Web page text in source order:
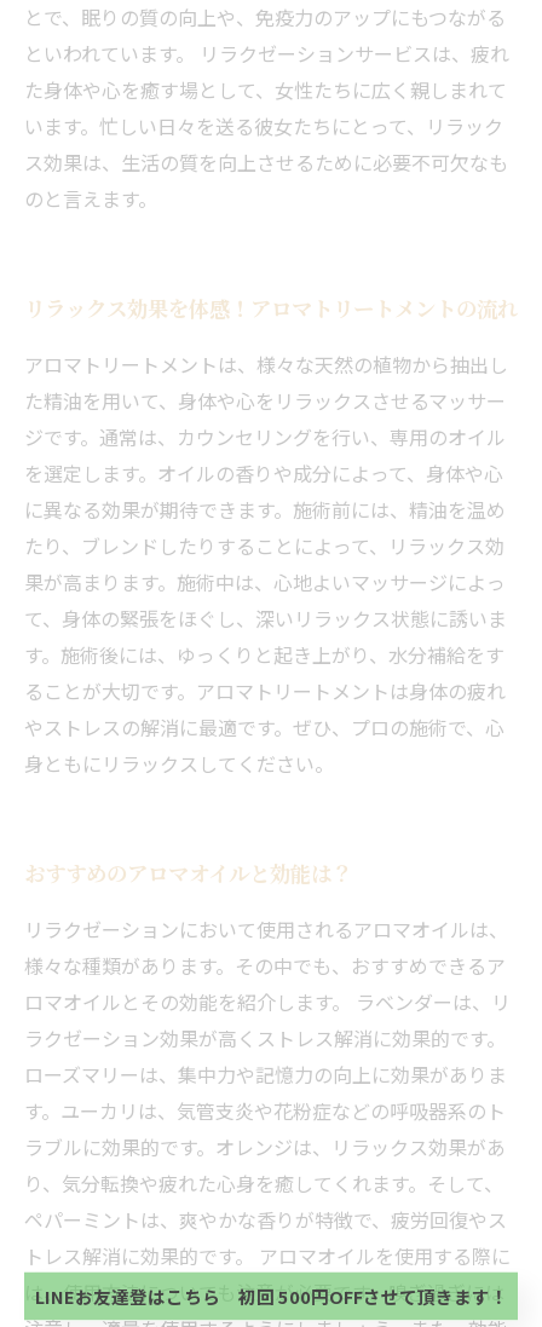
とで、眠りの質の向上や、免疫力のアップにもつながる
といわれています。 リラクゼーションサービスは、疲れ
た身体や心を癒す場として、女性たちに広く親しまれて
います。忙しい日々を送る彼女たちにとって、リラック
ス効果は、生活の質を向上させるために必要不可欠なも
のと言えます。
リラックス効果を体感！アロマトリートメントの流れ
アロマトリートメントは、様々な天然の植物から抽出し
た精油を用いて、身体や心をリラックスさせるマッサー
ジです。通常は、カウンセリングを行い、専用のオイル
を選定します。オイルの香りや成分によって、身体や心
に異なる効果が期待できます。施術前には、精油を温め
たり、ブレンドしたりすることによって、リラックス効
果が高まります。施術中は、心地よいマッサージによっ
て、身体の緊張をほぐし、深いリラックス状態に誘いま
す。施術後には、ゆっくりと起き上がり、水分補給をす
ることが大切です。アロマトリートメントは身体の疲れ
やストレスの解消に最適です。ぜひ、プロの施術で、心
身ともにリラックスしてください。
おすすめのアロマオイルと効能は？
リラクゼーションにおいて使用されるアロマオイルは、
様々な種類があります。その中でも、おすすめできるア
ロマオイルとその効能を紹介します。 ラベンダーは、リ
ラクゼーション効果が高くストレス解消に効果的です。
ローズマリーは、集中力や記憶力の向上に効果がありま
す。ユーカリは、気管支炎や花粉症などの呼吸器系のト
ラブルに効果的です。オレンジは、リラックス効果があ
り、気分転換や疲れた心身を癒してくれます。そして、
ペパーミントは、爽やかな香りが特徴で、疲労回復やス
トレス解消に効果的です。 アロマオイルを使用する際に
は、使用方法についても注意が必要です。嗅ぎ過ぎには
当サロンの公式LINE@にお友達登録頂いたお客様は
初回 500円OFFさせて頂きます。 既に 追加済の
方、不必要な方 お手数ですが、✖印でお閉じ下さ
い。
当サロンの公式LINE@にお友達登録頂いたお客様は
初回 500円OFFさせて頂きます。 既に 追加済の
方、不必要な方 お手数ですが、✖印でお閉じ下さ
い。
LINEお友達登はこちら 初回 500円OFFさせて頂きます！